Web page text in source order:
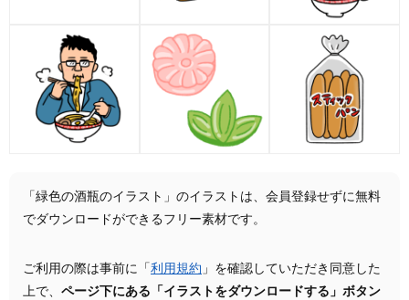
「緑色の酒瓶のイラスト」のイラストは、会員登録せずに無料
でダウンロードができるフリー素材です。
ご利用の際は事前に「 利用規約 」を確認していただき同意した
上で、 ページ下にある「イラストをダウンロードする」ボタン